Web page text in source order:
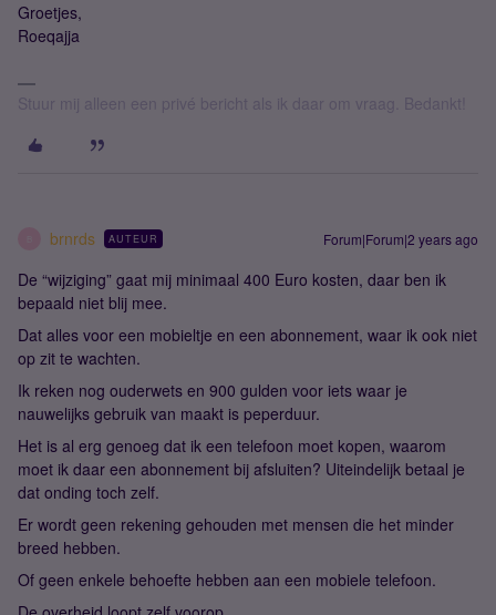
Groetjes,
Roeqajja
Stuur mij alleen een privé bericht als ik daar om vraag. Bedankt!
brnrds AUTEUR Forum|Forum|2 years ago
De “wijziging” gaat mij minimaal 400 Euro kosten, daar ben ik
bepaald niet blij mee.
Dat alles voor een mobieltje en een abonnement, waar ik ook niet
op zit te wachten.
Ik reken nog ouderwets en 900 gulden voor iets waar je
nauwelijks gebruik van maakt is peperduur.
Het is al erg genoeg dat ik een telefoon moet kopen, waarom
moet ik daar een abonnement bij afsluiten? Uiteindelijk betaal je
dat onding toch zelf.
Er wordt geen rekening gehouden met mensen die het minder
breed hebben.
Of geen enkele behoefte hebben aan een mobiele telefoon.